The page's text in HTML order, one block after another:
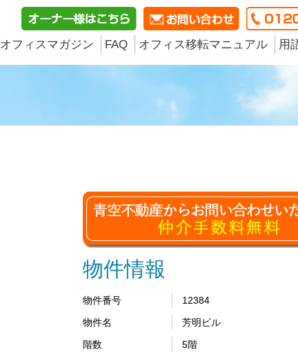
オフィスマガジン FAQ オフィス移転マニュアル 用
物件情報
物件番号
12384
物件名
芳明ビル
階数
5階